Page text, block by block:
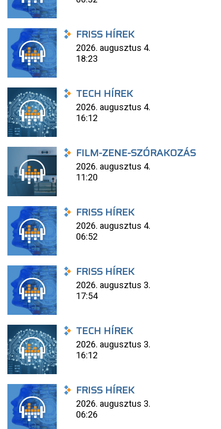
FRISS HÍREK
2026. augusztus 4.
18:23
TECH HÍREK
2026. augusztus 4.
16:12
FILM-ZENE-SZÓRAKOZÁS
2026. augusztus 4.
11:20
FRISS HÍREK
2026. augusztus 4.
06:52
FRISS HÍREK
2026. augusztus 3.
17:54
TECH HÍREK
2026. augusztus 3.
16:12
FRISS HÍREK
2026. augusztus 3.
06:26